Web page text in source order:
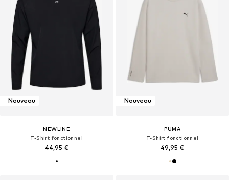
Nouveau
NEWLINE
T-Shirt fonctionnel
44,95 €
Nouveau
PUMA
T-Shirt fonctionnel
49,95 €